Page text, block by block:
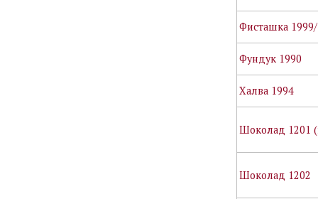
Фисташка
Фундук 1990
Халва 1994
Шоколад 1201
Шоколад 1202